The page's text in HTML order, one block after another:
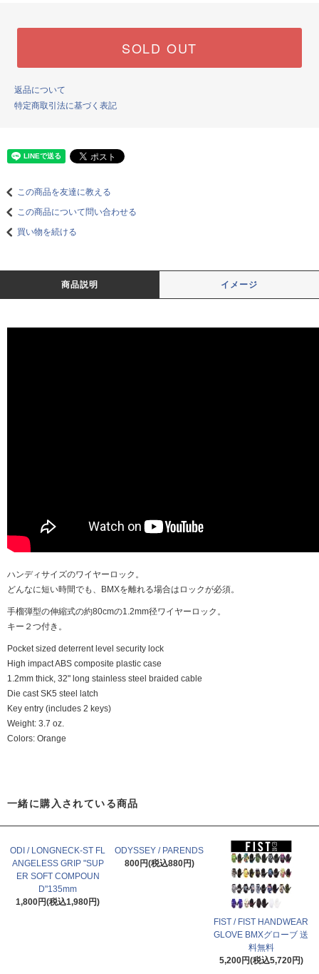
SOLD OUT
返品について
特定商取引法に基づく表記
この商品を友達に教える
この商品について問い合わせる
買い物を続ける
商品説明 イメージ
ハンディサイズのワイヤーロック。
どんなに短い時間でも、BMXを離れる場合はロックが必須。
手榴弾型の伸縮式の約80cmの1.2mm径ワイヤーロック。
キー２つ付き。
Pocket sized deterrent level security lock
High impact ABS composite plastic case
1.2mm thick, 32" long stainless steel braided cable
Die cast SK5 steel latch
Key entry (includes 2 keys)
Weight: 3.7 oz.
Colors: Orange
一緒に購入されている商品
ODI / LONGNECK-ST FL
ANGELESS GRIP "SUP
ER SOFT COMPOUN
D"135mm
1,800円(税込1,980円)
ODYSSEY / PARENDS
800円(税込880円)
FIST / FIST HANDWEAR
GLOVE BMXグローブ 送
料無料
5,200円(税込5,720円)